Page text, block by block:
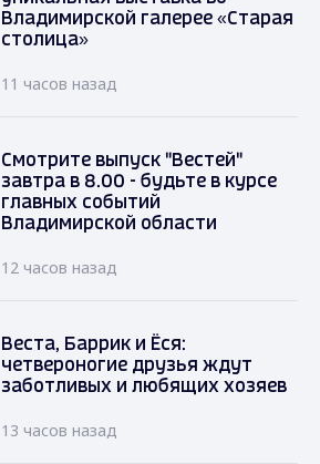
Владимирской галерее «Старая
столица»
11 часов назад
Смотрите выпуск "Вестей"
завтра в 8.00 - будьте в курсе
главных событий
Владимирской области
12 часов назад
Веста, Баррик и Ёся:
четвероногие друзья ждут
заботливых и любящих хозяев
13 часов назад